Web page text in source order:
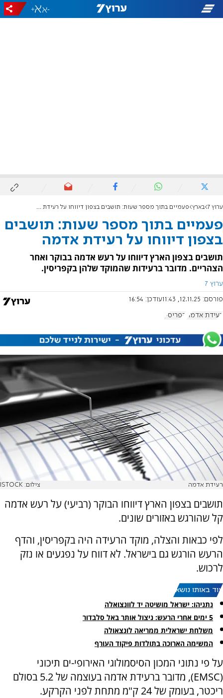
-
+
ערוץ 7 בארץ פעמיים בתוך מספר שעות: תושבים בצפון דיווחו על רעידת אדמה
פעמיים בתוך מספר שעות: תושבים
בצפון דיווחו על רעידת אדמה
תושבים בצפון הארץ דיווחו על רעש אדמה בבוקר ואחר
הצהריים. מדובר ברעידות שהמוקד שלהן בקפריסין.
ערוץ 7
פורסם: 12.11.25, 11:43 עודכן: 16:54
רעידת אדמה קפריסין
רעידת אדמה צילום: ISTOCK
תושבים בצפון הארץ דיווחו הבוקר (רביעי) על רעש אדמה
קל שהורגש באזורים שונים.
לפי כבאות והצלה, מוקד הרעידה היה בקפריסין, והדף
הרעש הורגש גם בישראל. לא דווח על נפגעים או נזק
לרכוש.
עוד באותו נושא:
נתניהו: ישראל מושיטה יד לוונצואלה
5 ימים אחרי הרעש: ניצול אותר באל סלבדור
משלחת ישראלית ממריאה לונצאולה
המשימה הארוכה בתולדות פיקוד העורף
על פי נתוני המכון הסיסמולוגי האירופי-ים תיכוני
(EMSC), מדובר ברעידת אדמה בעוצמה של 5.2 בסולם
ריכטר, בעומק של 24 ק"מ מתחת לפני הקרקע.